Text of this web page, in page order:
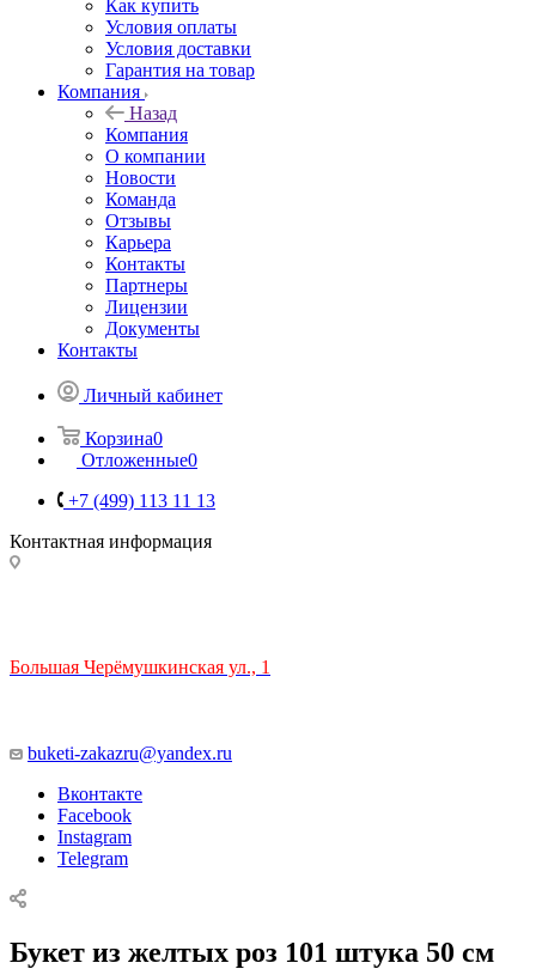
Как купить
Условия оплаты
Условия доставки
Гарантия на товар
Компания
Назад
Компания
О компании
Новости
Команда
Отзывы
Карьера
Контакты
Партнеры
Лицензии
Документы
Контакты
Личный кабинет
Корзина0
Отложенные0
+7 (499) 113 11 13
Контактная информация
Большая Черёмушкинская ул., 1
buketi-zakazru@yandex.ru
Вконтакте
Facebook
Instagram
Telegram
Букет из желтых роз 101 штука 50 см